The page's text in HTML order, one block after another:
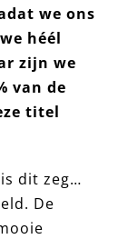
we ons
héél
zijn we
van de
titel
dit zeg…
De